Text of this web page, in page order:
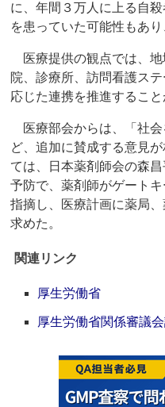
に、年間３万人に上る自
を患っていた可能性もあり
医療提供の観点では、地
院、診療所、訪問看護ス
応じた連携を推進すること
医療部会からは、「社会
ど、追加に賛成する意見
ては、日本薬剤師会の森
予防で、薬剤師がゲート
指摘し、医療計画に薬局
求めた。
関連リンク
厚生労働省
厚生労働省関係審議